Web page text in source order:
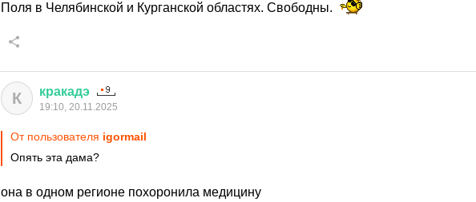
Поля в Челябинской и Курганской областях. Свободны.
К кракадэ
19:10, 20.11.2025
От пользователя igormail
Опять эта дама?
она в одном регионе похоронила медицину